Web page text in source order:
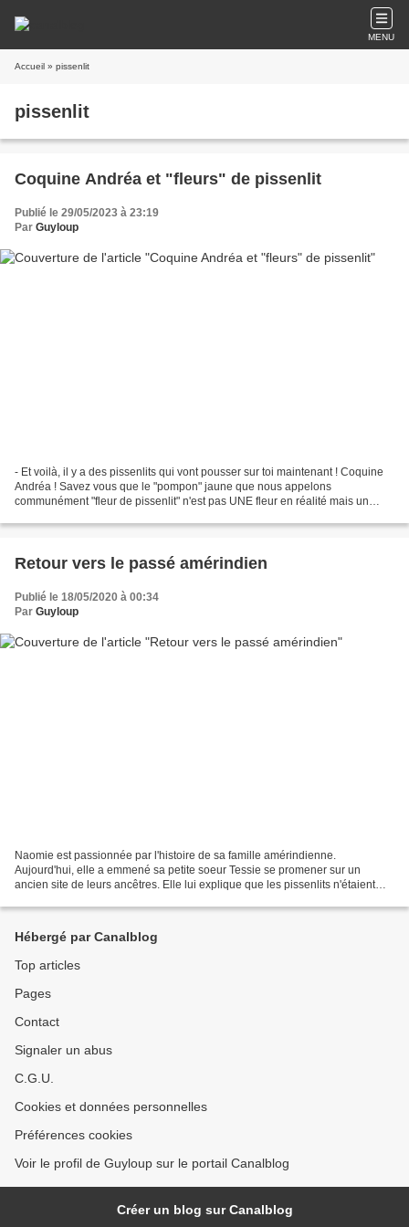
MENU
Accueil » pissenlit
pissenlit
Coquine Andréa et "fleurs" de pissenlit
Publié le 29/05/2023 à 23:19
Par Guyloup
- Et voilà, il y a des pissenlits qui vont pousser sur toi maintenant ! Coquine
Andréa ! Savez vous que le "pompon" jaune que nous appelons
communément "fleur de pissenlit" n'est pas UNE fleur en réalité mais un
Retour vers le passé amérindien
Publié le 18/05/2020 à 00:34
Par Guyloup
Naomie est passionnée par l'histoire de sa famille amérindienne.
Aujourd'hui, elle a emmené sa petite soeur Tessie se promener sur un
ancien site de leurs ancêtres. Elle lui explique que les pissenlits n'étaient
Hébergé par Canalblog
Top articles
Pages
Contact
Signaler un abus
C.G.U.
Cookies et données personnelles
Préférences cookies
Voir le profil de Guyloup sur le portail Canalblog
Créer un blog sur Canalblog